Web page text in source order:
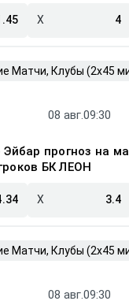
X 4
прогноз на
БК ЛЕОН
X 3.4